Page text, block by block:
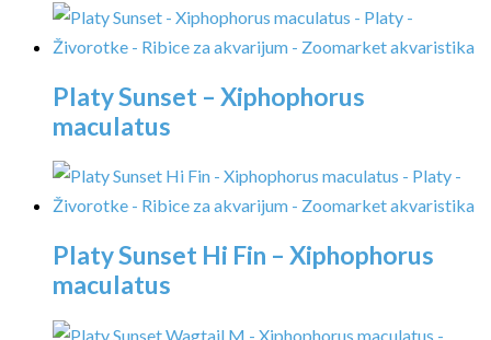
Platy Sunset – Xiphophorus
maculatus
Platy Sunset Hi Fin – Xiphophorus
maculatus